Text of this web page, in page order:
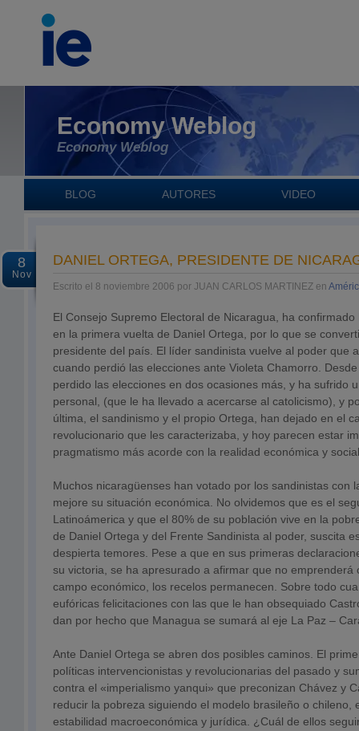
Economy Weblog
Economy Weblog
BLOG AUTORES VIDEO
8
Nov
DANIEL ORTEGA, PRESIDENTE DE
Escrito el 8 noviembre 2006 por JUAN CARLOS MARTINEZ en
El Consejo Supremo Electoral de Nicaragua, ha
en la primera vuelta de Daniel Ortega, por lo que se
presidente del país. El líder sandinista vuelve al poder que
cuando perdió las elecciones ante Violeta Chamorro.
perdido las elecciones en dos ocasiones más, y ha sufrido
personal, (que le ha llevado a acercarse al catolicismo), y
última, el sandinismo y el propio Ortega, han dejado en el
revolucionario que les caracterizaba, y hoy parecen estar
pragmatismo más acorde con la realidad económica y
Muchos nicaragüenses han votado por los sandinistas con
mejore su situación económica. No olvidemos que es el
Latinoámerica y que el 80% de su población vive en la
de Daniel Ortega y del Frente Sandinista al poder, suscita
despierta temores. Pese a que en sus primeras
su victoria, se ha apresurado a afirmar que no emprenderá
campo económico, los recelos permanecen. Sobre todo
eufóricas felicitaciones con las que le han obsequiado
dan por hecho que Managua se sumará al eje La Paz –
Ante Daniel Ortega se abren dos posibles caminos. El
políticas intervencionistas y revolucionarias del pasado y
contra el «imperialismo yanqui» que preconizan Chávez y
reducir la pobreza siguiendo el modelo brasileño o chileno,
estabilidad macroeconómica y jurídica. ¿Cuál de ellos